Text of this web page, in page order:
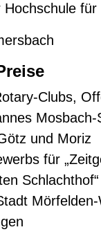
Hochschule
Clubs,
und Moriz
für
Mörfelden-